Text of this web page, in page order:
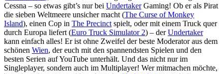
Cessna – so etwas gibt’s nur bei UndertakerGaming! Ob er als Pirat
die sieben Weltmeere unsicher macht (The Curse of Monkey
Island), einen Cop in The Precinct spielt, oder mit einem Truck quer
durch Europa liefert (Euro Truck Simulator 2) – derUndertaker
kann einfach alles! Er ist ohne Zweifel der beste Moderator aus dem
schönen Wien, der euch mit den spannendsten Spielen und den
besten Serien auf YouTube unterhält. Und das nicht nur im
Singleplayer, sondern auch im Multiplayer! Wer mitmachen möchte,